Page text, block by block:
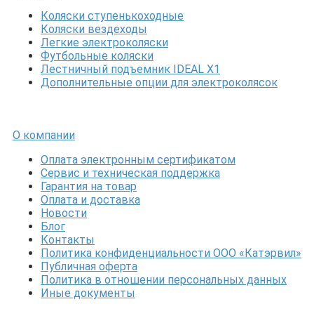
Коляски ступенькоходные
Коляски вездеходы
Легкие электроколяски
Футбольные коляски
Лестничный подъемник IDEAL X1
Дополнительные опции для электроколясок
О компании
Оплата электронным сертификатом
Сервис и техническая поддержка
Гарантия на товар
Оплата и доставка
Новости
Блог
Контакты
Политика конфиденциальности ООО «Катэрвил»
Публичная оферта
Политика в отношении персональных данных
Иные документы